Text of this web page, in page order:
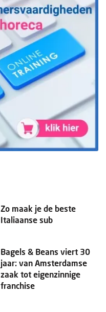
Zo maak je de beste
Italiaanse sub
Bagels & Beans viert 30
jaar: van Amsterdamse
zaak tot eigenzinnige
franchise